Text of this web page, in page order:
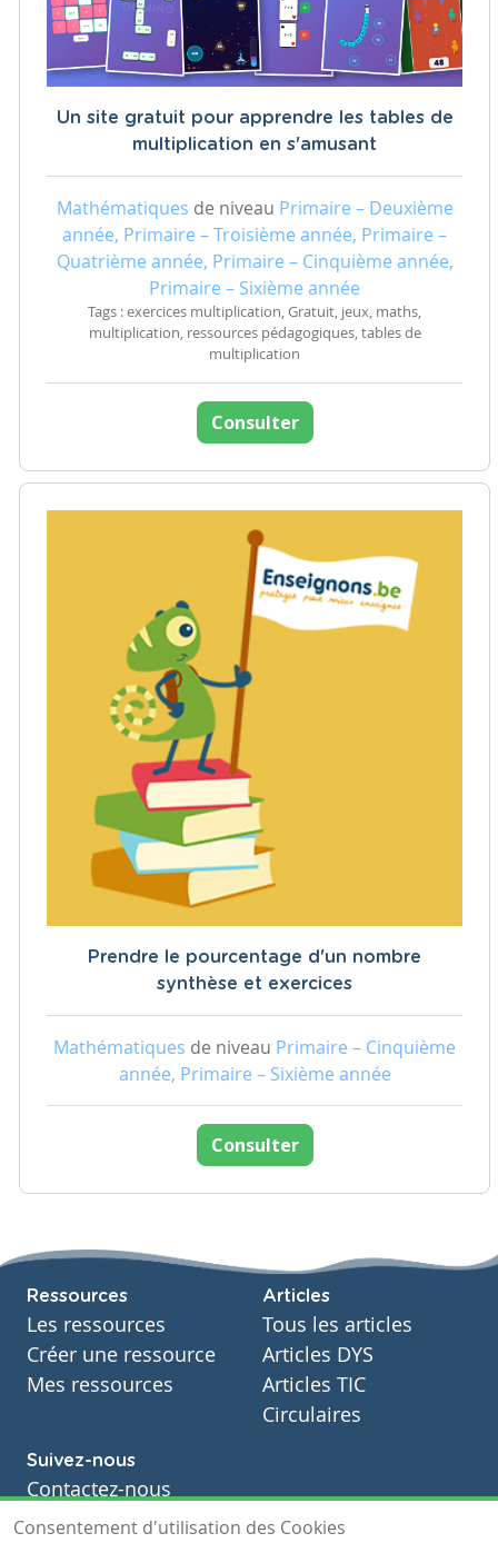
Un site gratuit pour apprendre les tables de
multiplication en s'amusant
Mathématiques de niveau Primaire – Deuxième
année, Primaire – Troisième année, Primaire –
Quatrième année, Primaire – Cinquième année,
Primaire – Sixième année
Tags : exercices multiplication, Gratuit, jeux, maths,
multiplication, ressources pédagogiques, tables de
multiplication
Consulter
Prendre le pourcentage d'un nombre
synthèse et exercices
Mathématiques de niveau Primaire – Cinquième
année, Primaire – Sixième année
Consulter
Ressources
Les ressources
Créer une ressource
Mes ressources
Articles
Tous les articles
Articles DYS
Articles TIC
Circulaires
Suivez-nous
Contactez-nous
Soutien scolaire
Consentement d'utilisation des Cookies